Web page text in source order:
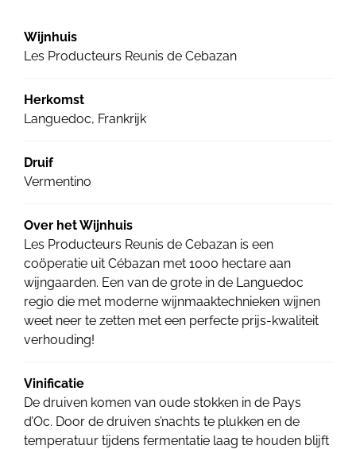
Wijnhuis
Les Producteurs Reunis de Cebazan
Herkomst
Languedoc, Frankrijk
Druif
Vermentino
Over het Wijnhuis
Les Producteurs Reunis de Cebazan is een
coöperatie uit Cébazan met 1000 hectare aan
wijngaarden. Een van de grote in de Languedoc
regio die met moderne wijnmaaktechnieken wijnen
weet neer te zetten met een perfecte prijs-kwaliteit
verhouding!
Vinificatie
De druiven komen van oude stokken in de Pays
d’Oc. Door de druiven s’nachts te plukken en de
temperatuur tijdens fermentatie laag te houden blijft